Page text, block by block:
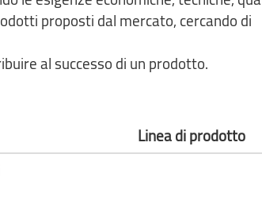
proposti dal mercato, cercando di
al successo di un prodotto.
Linea di prodotto